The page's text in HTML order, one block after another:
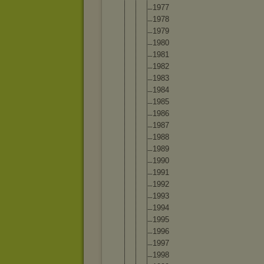
1977
1978
1979
1980
1981
1982
1983
1984
1985
1986
1987
1988
1989
1990
1991
1992
1993
1994
1995
1996
1997
1998